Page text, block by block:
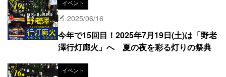
イベント
2025/06/16
今年で15回目！2025年7月19日(土)は「野老
澤行灯廊火」へ 夏の夜を彩る灯りの祭典
イベント